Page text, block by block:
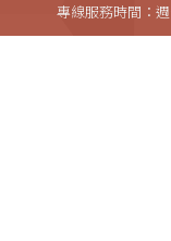
專線服務時間：